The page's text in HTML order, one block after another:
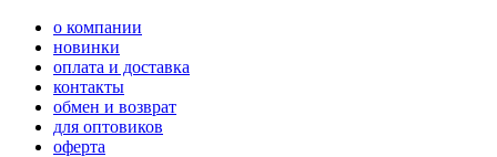
о компании
новинки
оплата и доставка
контакты
обмен и возврат
для оптовиков
оферта